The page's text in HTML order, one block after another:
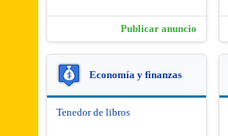
Publicar anuncio
Economía y finanzas
Tenedor de libros